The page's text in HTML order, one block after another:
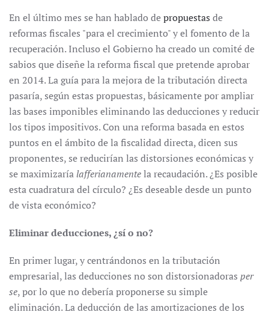
En el último mes se han hablado depropuestas de
reformas fiscales "para el crecimiento" y el fomento de la
recuperación. Incluso el Gobierno ha creado un comité de
sabios que diseñe la reforma fiscal que pretende aprobar
en 2014. La guía para la mejora de la tributación directa
pasaría, según estas propuestas, básicamente por ampliar
las bases imponibles eliminando las deducciones y reducir
los tipos impositivos. Con una reforma basada en estos
puntos en el ámbito de la fiscalidad directa, dicen sus
proponentes, se reducirían las distorsiones económicas y
se maximizaríalafferianamentela recaudación. ¿Es posible
esta cuadratura del círculo? ¿Es deseable desde un punto
de vista económico?
Eliminar deducciones, ¿sí o no?
En primer lugar, y centrándonos en la tributación
empresarial, las deducciones no son distorsionadoras per
se, por lo que no debería proponerse su simple
eliminación. La deducción de las amortizaciones de los